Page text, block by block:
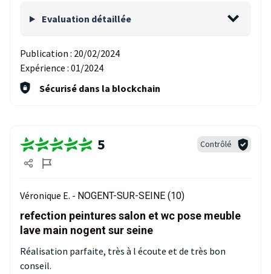
Evaluation détaillée
Publication : 20/02/2024
Expérience : 01/2024
Sécurisé dans la blockchain
5 Contrôlé
Véronique E. - NOGENT-SUR-SEINE (10)
refection peintures salon et wc pose meuble
lave main nogent sur seine
Réalisation parfaite, très à l écoute et de très bon
conseil.